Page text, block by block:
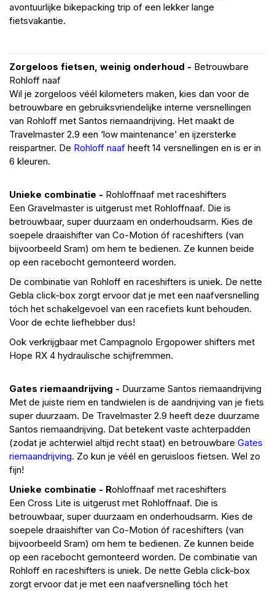
avontuurlijke bikepacking trip of een lekker lange
fietsvakantie.
Zorgeloos fietsen, weinig onderhoud - Betrouwbare
Rohloff naaf
Wil je zorgeloos véél kilometers maken, kies dan voor de
betrouwbare en gebruiksvriendelijke interne versnellingen
van Rohloff met Santos riemaandrijving. Het maakt de
Travelmaster 2.9 een ‘low maintenance’ en ijzersterke
reispartner. De Rohloff naaf heeft 14 versnellingen en is er in
6 kleuren.
Unieke combinatie - Rohloffnaaf met raceshifters
Een Gravelmaster is uitgerust met Rohloffnaaf. Die is
betrouwbaar, super duurzaam en onderhoudsarm. Kies de
soepele draaishifter van Co-Motion óf raceshifters (van
bijvoorbeeld Sram) om hem te bedienen. Ze kunnen beide
op een racebocht gemonteerd worden.
De combinatie van Rohloff en raceshifters is uniek. De nette
Gebla click-box zorgt ervoor dat je met een naafversnelling
tóch het schakelgevoel van een racefiets kunt behouden.
Voor de echte liefhebber dus!
Ook verkrijgbaar met Campagnolo Ergopower shifters met
Hope RX 4 hydraulische schijfremmen.
Gates riemaandrijving - Duurzame Santos riemaandrijving
​Met de juiste riem en tandwielen is de aandrijving van je fiets
super duurzaam. De Travelmaster 2.9 heeft deze duurzame
Santos riemaandrijving. Dat betekent vaste achterpadden
(zodat je achterwiel altijd recht staat) en betrouwbare Gates
riemaandrijving. Zo kun je véél en geruisloos fietsen. Wel zo
fijn!
Unieke combinatie - Rohloffnaaf met raceshifters
Een Cross Lite is uitgerust met Rohloffnaaf. Die is
betrouwbaar, super duurzaam en onderhoudsarm. Kies de
soepele draaishifter van Co-Motion óf raceshifters (van
bijvoorbeeld Sram) om hem te bedienen. Ze kunnen beide
op een racebocht gemonteerd worden. De combinatie van
Rohloff en raceshifters is uniek. De nette Gebla click-box
zorgt ervoor dat je met een naafversnelling tóch het